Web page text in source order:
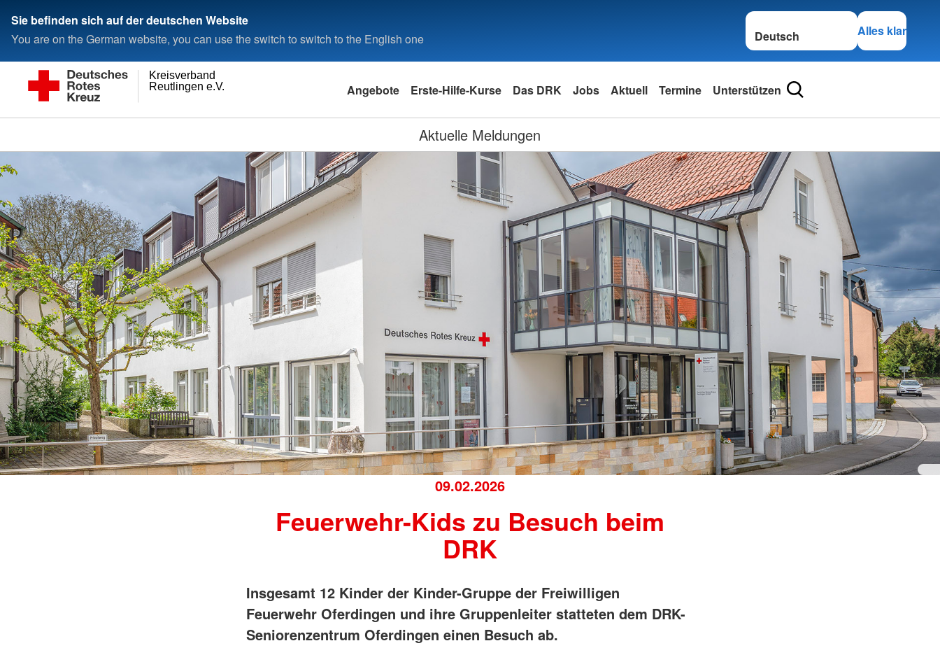
Sie befinden sich auf der deutschen Website
You are on the German website, you can use the switch to switch to the English one
Sprache wechseln zu
Alles klar
Reutlingen e.V.
Kreisverband
Angebote Erste-Hilfe-Kurse Das DRK Jobs Aktuell Termine Unterstützen
Aktuelle Meldungen
09.02.2026
Feuerwehr-Kids zu Besuch beim
DRK
Insgesamt 12 Kinder der Kinder-Gruppe der Freiwilligen
Feuerwehr Oferdingen und ihre Gruppenleiter statteten dem DRK-
Seniorenzentrum Oferdingen einen Besuch ab.